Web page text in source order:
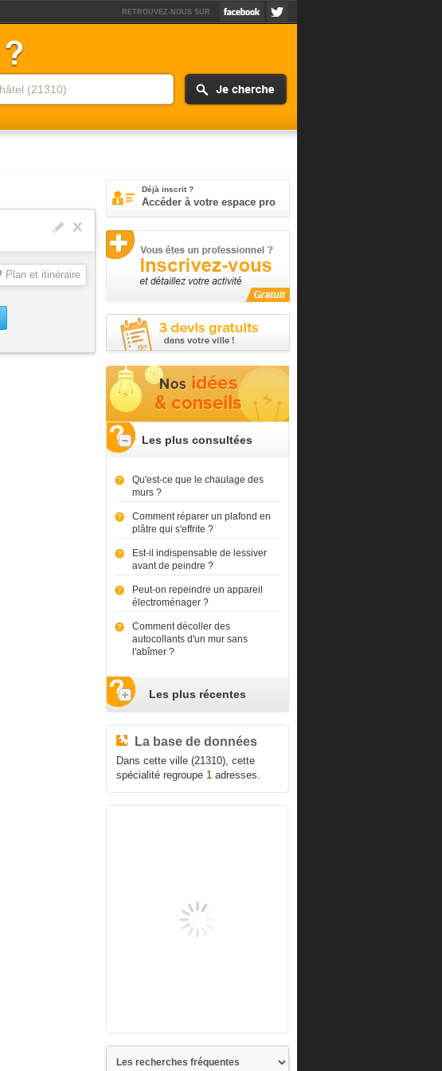
RETROUVEZ-NOUS SUR
Plan et itinéraire
Déjà inscrit ?
Accéder à votre espace pro
Les plus consultées
Qu'est-ce que le chaulage des
murs ?
Comment réparer un plafond en
plâtre qui s'effrite ?
Est-il indispensable de lessiver
avant de peindre ?
Peut-on repeindre un appareil
électroménager ?
Comment décoller des
autocollants d'un mur sans
l'abîmer ?
Les plus récentes
La base de données
Dans cette ville (21310), cette
spécialité regroupe 1adresses.